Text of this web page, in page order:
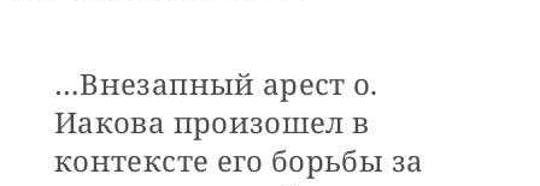
…Внезапный арест о.
Иакова произошел в
контексте его борьбы за